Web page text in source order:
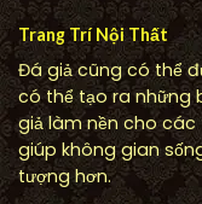
Trang Trí Nội Thất
Đá giả cũng có thể
có thể tạo ra những
giả làm nền cho
giúp không gian
tượng hơn.